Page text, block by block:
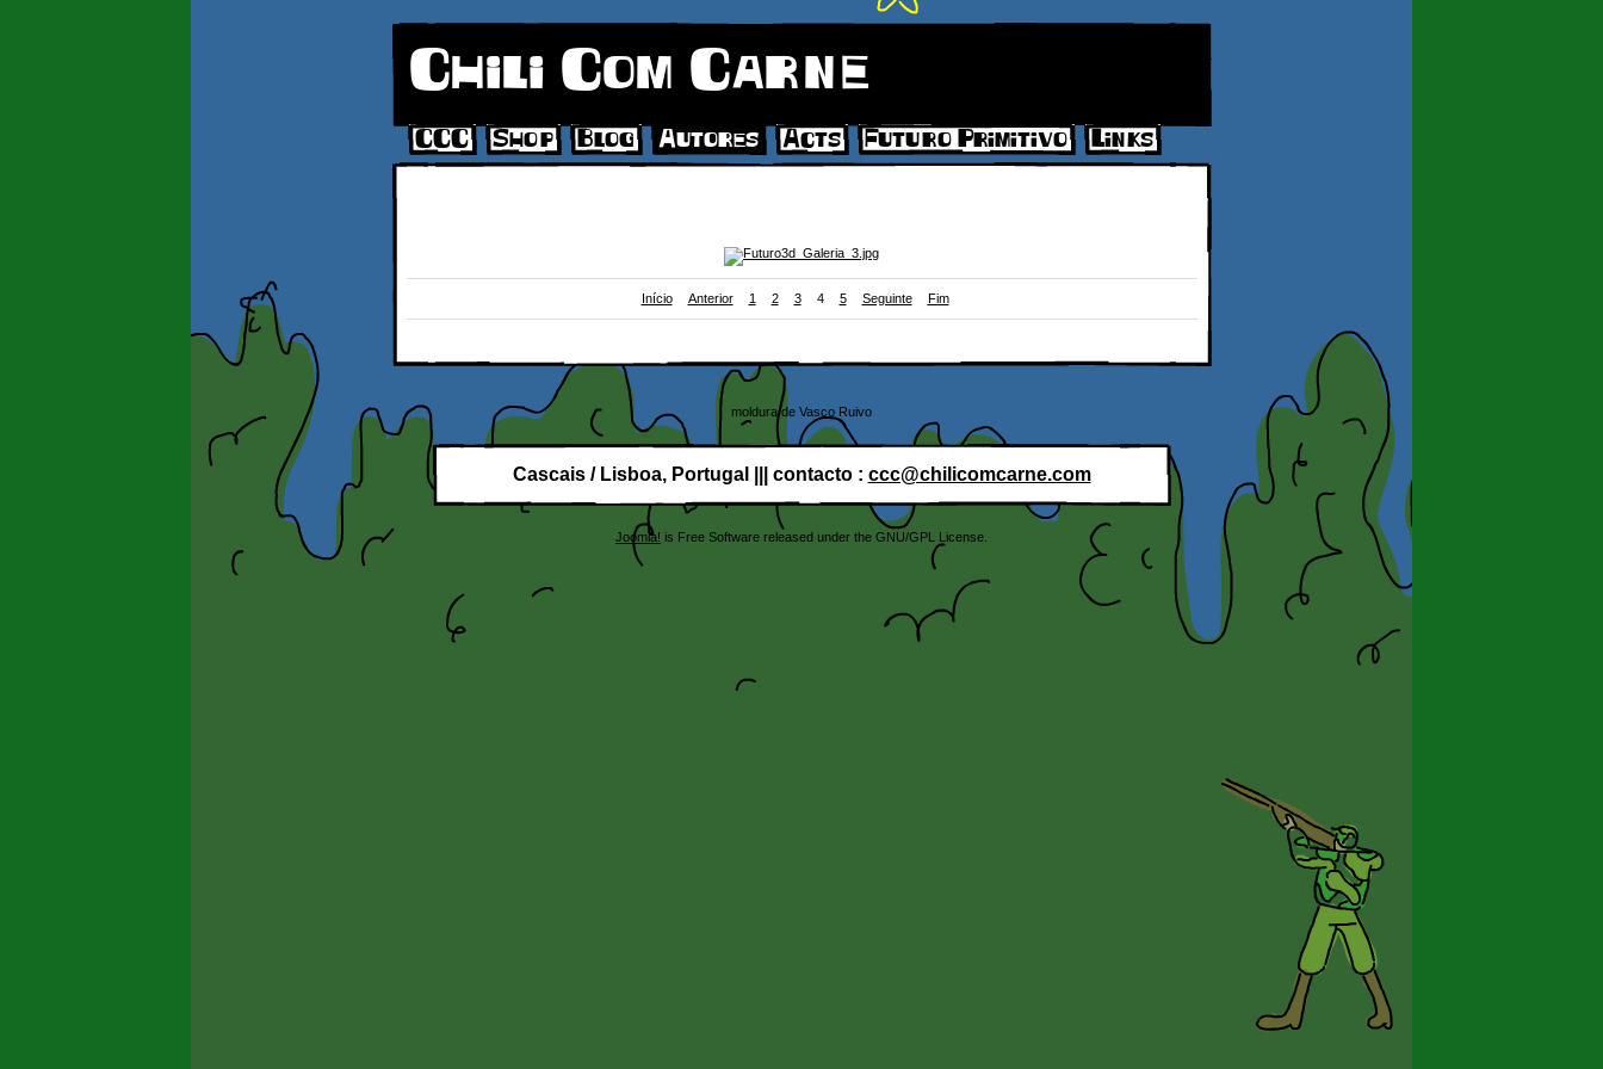
Chili Com Carne
CCC Shop Blog Autores Acts Futuro Primitivo Links
Início Anterior 1 2 3 4 5 Seguinte Fim
moldura de Vasco Ruivo
Cascais / Lisboa, Portugal ||| contacto : ccc@chilicomcarne.com
Joomla! is Free Software released under the GNU/GPL License.